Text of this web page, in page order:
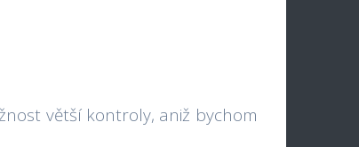
větší kontroly, aniž bychom